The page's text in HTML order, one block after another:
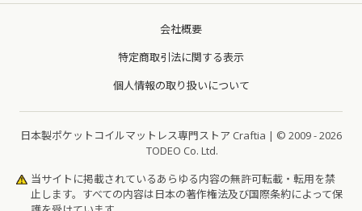
クイーンQ2：幅160cm×長さ195cm（2枚組）
ピロートップ
返品・交換・キャンセルについて
搬入経路について
お問い合わせ
会社概要
特定商取引法に関する表示
個人情報の取り扱いについて
日本製ポケットコイルマットレス専門ストア Craftia | © 2009 -2026
TODEO Co. Ltd.
当サイトに掲載されているあらゆる内容の無許可転載・転用を禁
止します。 すべての内容は日本の著作権法及び国際条約によって保